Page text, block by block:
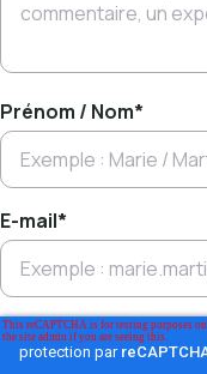
Prénom / Nom*
E-mail*